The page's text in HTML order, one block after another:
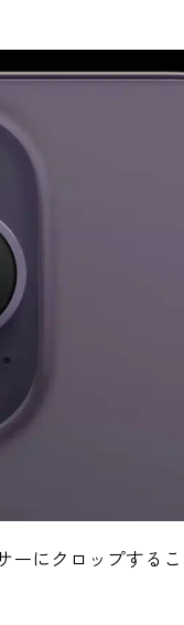
ーにクロップするこ